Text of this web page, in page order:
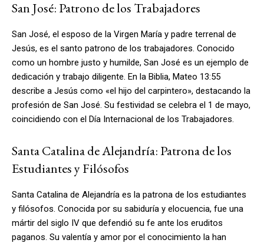
San José: Patrono de los Trabajadores
San José, el esposo de la Virgen María y padre terrenal de
Jesús, es el santo patrono de los trabajadores. Conocido
como un hombre justo y humilde, San José es un ejemplo de
dedicación y trabajo diligente. En la Biblia, Mateo 13:55
describe a Jesús como «el hijo del carpintero», destacando la
profesión de San José. Su festividad se celebra el 1 de mayo,
coincidiendo con el Día Internacional de los Trabajadores.
Santa Catalina de Alejandría: Patrona de los
Estudiantes y Filósofos
Santa Catalina de Alejandría es la patrona de los estudiantes
y filósofos. Conocida por su sabiduría y elocuencia, fue una
mártir del siglo IV que defendió su fe ante los eruditos
paganos. Su valentía y amor por el conocimiento la han